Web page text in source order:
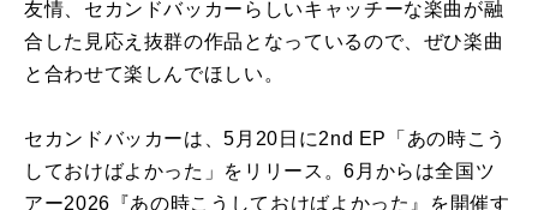
友情、セカンドバッカーらしいキャッチーな楽曲が融
合した見応え抜群の作品となっているので、ぜひ楽曲
と合わせて楽しんでほしい。
セカンドバッカーは、5月20日に2nd EP「あの時こう
しておけばよかった」をリリース。6月からは全国ツ
アー2026『あの時こうしておけばよかった』を開催す